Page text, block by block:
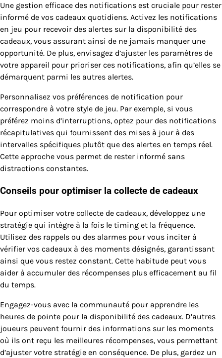
Une gestion efficace des notifications est cruciale pour rester
informé de vos cadeaux quotidiens. Activez les notifications
en jeu pour recevoir des alertes sur la disponibilité des
cadeaux, vous assurant ainsi de ne jamais manquer une
opportunité. De plus, envisagez d’ajuster les paramètres de
votre appareil pour prioriser ces notifications, afin qu’elles se
démarquent parmi les autres alertes.
Personnalisez vos préférences de notification pour
correspondre à votre style de jeu. Par exemple, si vous
préférez moins d’interruptions, optez pour des notifications
récapitulatives qui fournissent des mises à jour à des
intervalles spécifiques plutôt que des alertes en temps réel.
Cette approche vous permet de rester informé sans
distractions constantes.
Conseils pour optimiser la collecte de cadeaux
Pour optimiser votre collecte de cadeaux, développez une
stratégie qui intègre à la fois le timing et la fréquence.
Utilisez des rappels ou des alarmes pour vous inciter à
vérifier vos cadeaux à des moments désignés, garantissant
ainsi que vous restez constant. Cette habitude peut vous
aider à accumuler des récompenses plus efficacement au fil
du temps.
Engagez-vous avec la communauté pour apprendre les
heures de pointe pour la disponibilité des cadeaux. D’autres
joueurs peuvent fournir des informations sur les moments
où ils ont reçu les meilleures récompenses, vous permettant
d’ajuster votre stratégie en conséquence. De plus, gardez un